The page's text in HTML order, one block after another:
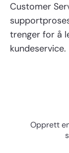
Customer
trenger for å
kundeservice.
Opprett